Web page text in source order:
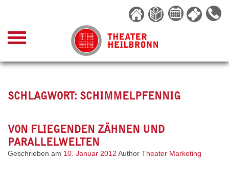
content
SCHLAGWORT: SCHIMMELPFENNIG
VON FLIEGENDEN ZÄHNEN UND
PARALLELWELTEN
Geschrieben am 10. Januar 2012 Author Theater Marketing